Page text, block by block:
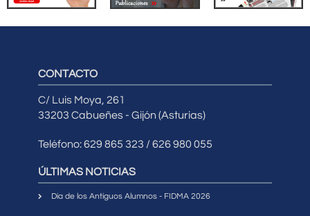
CONTACTO
C/ Luis Moya, 261
33203 Cabueñes - Gijón (Asturias)
Teléfono: 629 865 323 / 626 980 055
ÚLTIMAS NOTICIAS
Día de los Antiguos Alumnos - FIDMA 2026